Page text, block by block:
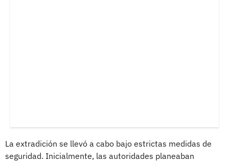
La extradición se llevó a cabo bajo estrictas medidas de
seguridad. Inicialmente, las autoridades planeaban